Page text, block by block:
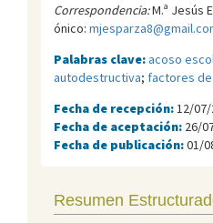
Correspondencia:M.ª Jesús
ónico:
Palabras clave:acoso
autodestructiva; factores
Fecha de recepción: 12/07/
Fecha de aceptación: 26/
Fecha de publicación:01/
Resumen